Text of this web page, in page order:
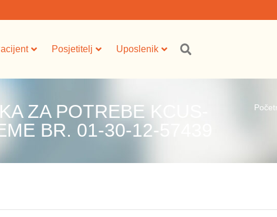
Posjetitelj Uposlenik
ZA POTREBE KCUS-
BR. 01-30-12-57439